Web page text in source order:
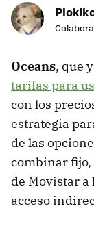
Oceans, que
tarifas para
con los
estrategia
de las
combinar fijo,
de Movistar a
acceso